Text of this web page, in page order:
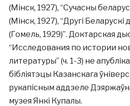
(Мінск, 1927), “Сучасны
(Мінск, 1927), “Другі
(Гомель, 1929)”. Доктарская
“Исследования по истории
литературы” (ч. 1-3) не
бібліятэцы Казанскага
рукапісным аддзеле
музея Янкі Купалы.